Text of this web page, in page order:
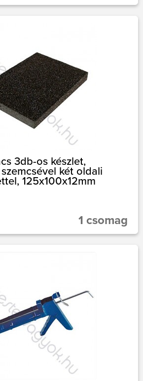
3db-os készlet,
két oldali
125x100x12mm
1 csomag